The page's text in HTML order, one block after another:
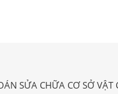
SỬA CHỮA CƠ SỞ VẬT